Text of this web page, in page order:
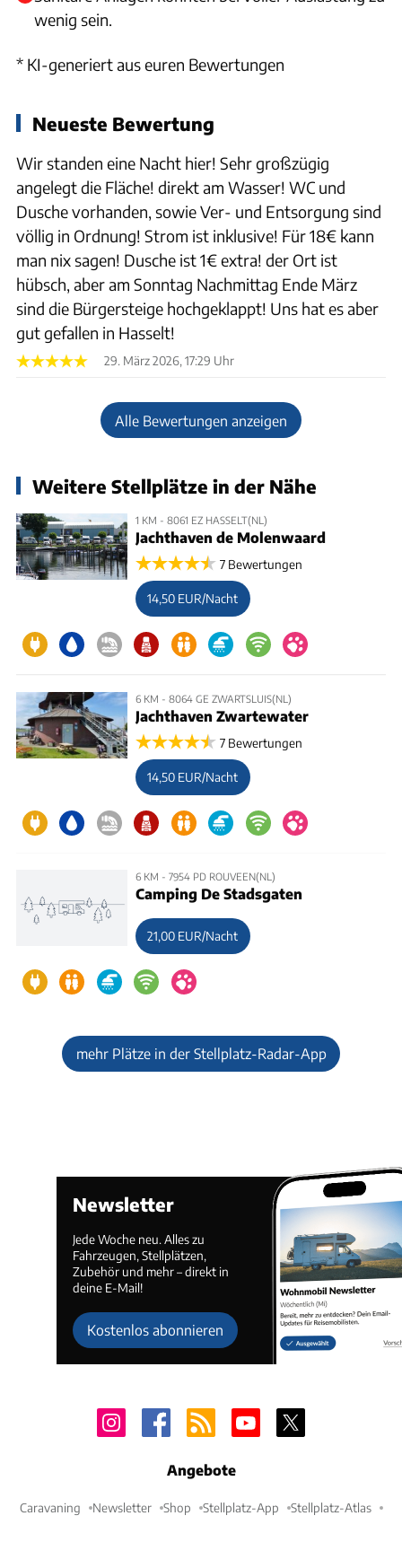
wenig sein.
* KI-generiert aus euren Bewertungen
Neueste Bewertung
Wir standen eine Nacht hier! Sehr großzügig
angelegt die Fläche! direkt am Wasser! WC und
Dusche vorhanden, sowie Ver- und Entsorgung sind
völlig in Ordnung! Strom ist inklusive! Für 18€ kann
man nix sagen! Dusche ist 1€ extra! der Ort ist
hübsch, aber am Sonntag Nachmittag Ende März
sind die Bürgersteige hochgeklappt! Uns hat es aber
gut gefallen in Hasselt!
29. März 2026, 17:29 Uhr
Alle Bewertungen anzeigen
Weitere Stellplätze in der Nähe
1 KM - 8061 EZ HASSELT(NL)
Jachthaven de Molenwaard
7 Bewertungen
14,50 EUR/Nacht
6 KM - 8064 GE ZWARTSLUIS(NL)
Jachthaven Zwartewater
7 Bewertungen
14,50 EUR/Nacht
6 KM - 7954 PD ROUVEEN(NL)
Camping De Stadsgaten
21,00 EUR/Nacht
mehr Plätze in der Stellplatz-Radar-App
Newsletter
Jede Woche neu. Alles zu
Fahrzeugen, Stellplätzen,
Zubehör und mehr – direkt in
deine E-Mail!
Kostenlos abonnieren
Angebote
Caravaning Newsletter Shop Stellplatz-App Stellplatz-Atlas